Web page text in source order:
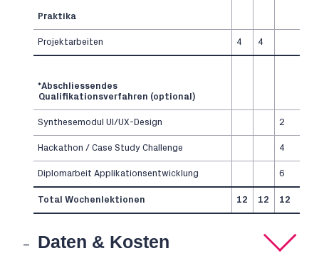
Praktika
Projektarbeiten 4 4
*Abschliessendes
Qualifikationsverfahren (optional)
Synthesemodul UI/UX-Design 2
Hackathon / Case Study Challenge 4
Diplomarbeit Applikationsentwicklung 6
Total Wochenlektionen 12 12 12
Daten & Kosten